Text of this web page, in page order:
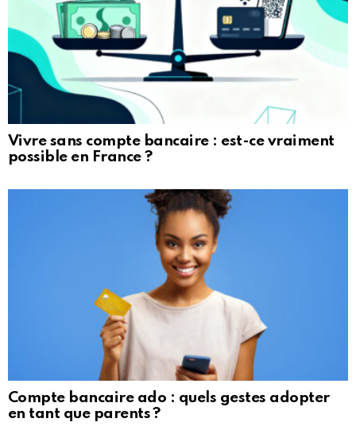
Vivre sans compte bancaire : est-ce vraiment
possible en France ?
Compte bancaire ado : quels gestes adopter
en tant que parents ?